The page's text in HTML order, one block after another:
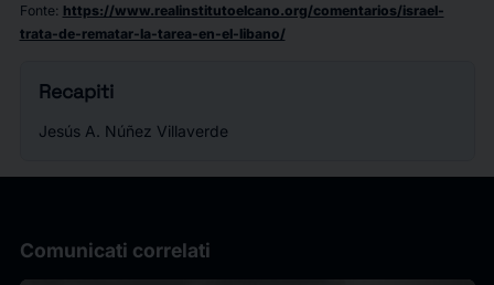
Fonte: https://www.realinstitutoelcano.org/comentarios/israel-
trata-de-rematar-la-tarea-en-el-libano/
Recapiti
Jesús A. Núñez Villaverde
Comunicati correlati